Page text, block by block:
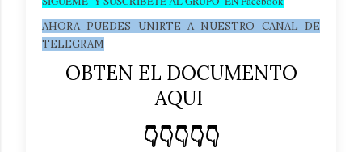
AHORA PUEDES UNIRTE A NUESTRO CANAL DE
TELEGRAM
OBTEN EL DOCUMENTO
AQUI
👇👇👇👇👇